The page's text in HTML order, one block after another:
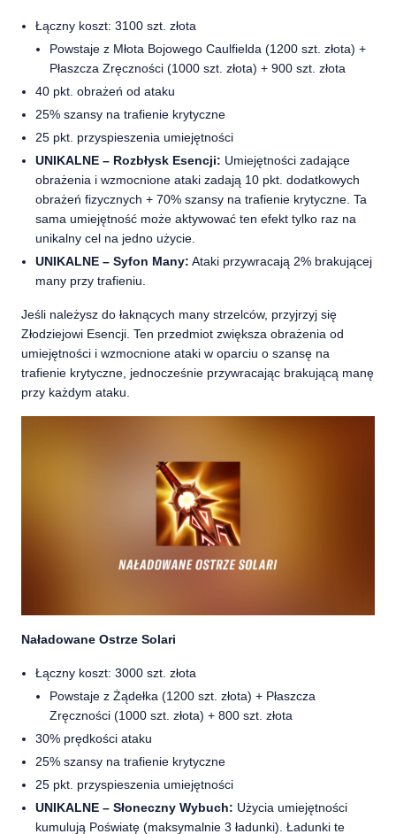
Łączny koszt: 3100 szt. złota
Powstaje z Młota Bojowego Caulfielda (1200 szt. złota) +
Płaszcza Zręczności (1000 szt. złota) + 900 szt. złota
40 pkt. obrażeń od ataku
25% szansy na trafienie krytyczne
25 pkt. przyspieszenia umiejętności
UNIKALNE – Rozbłysk Esencji: Umiejętności zadające
obrażenia i wzmocnione ataki zadają 10 pkt. dodatkowych
obrażeń fizycznych + 70% szansy na trafienie krytyczne. Ta
sama umiejętność może aktywować ten efekt tylko raz na
unikalny cel na jedno użycie.
UNIKALNE – Syfon Many: Ataki przywracają 2% brakującej
many przy trafieniu.
Jeśli należysz do łaknących many strzelców, przyjrzyj się
Złodziejowi Esencji. Ten przedmiot zwiększa obrażenia od
umiejętności i wzmocnione ataki w oparciu o szansę na
trafienie krytyczne, jednocześnie przywracając brakującą manę
przy każdym ataku.
Naładowane Ostrze Solari
Łączny koszt: 3000 szt. złota
Powstaje z Żądełka (1200 szt. złota) + Płaszcza
Zręczności (1000 szt. złota) + 800 szt. złota
30% prędkości ataku
25% szansy na trafienie krytyczne
25 pkt. przyspieszenia umiejętności
UNIKALNE – Słoneczny Wybuch: Użycia umiejętności
kumulują Poświatę (maksymalnie 3 ładunki). Ładunki te